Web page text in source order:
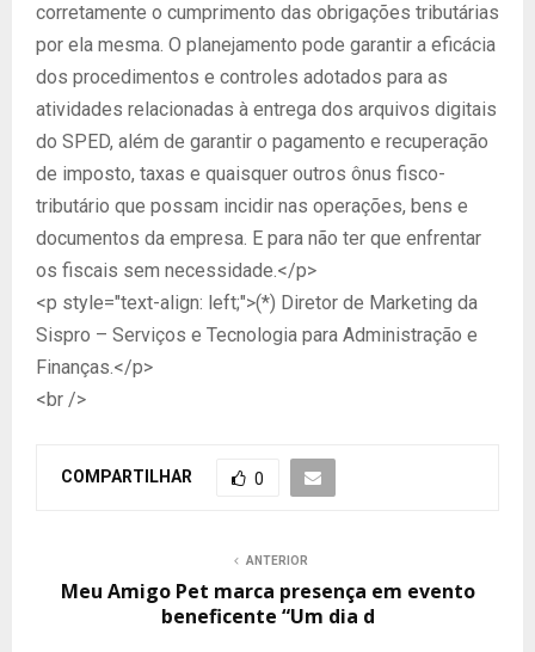
corretamente o cumprimento das obrigações tributárias
por ela mesma. O planejamento pode garantir a eficácia
dos procedimentos e controles adotados para as
atividades relacionadas à entrega dos arquivos digitais
do SPED, além de garantir o pagamento e recuperação
de imposto, taxas e quaisquer outros ônus fisco-
tributário que possam incidir nas operações, bens e
documentos da empresa. E para não ter que enfrentar
os fiscais sem necessidade.</p>
<p style="text-align: left;">(*) Diretor de Marketing da
Sispro – Serviços e Tecnologia para Administração e
Finanças.</p>
<br />
COMPARTILHAR 0
ANTERIOR
Meu Amigo Pet marca presença em evento
beneficente “Um dia d